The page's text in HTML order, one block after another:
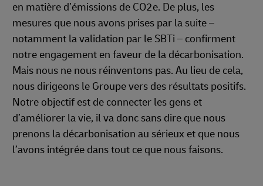
en matière d’émissions de CO2e. De plus, les
mesures que nous avons prises par la suite –
notamment la validation par le SBTi – confirment
notre engagement en faveur de la décarbonisation.
Mais nous ne nous réinventons pas. Au lieu de cela,
nous dirigeons le Groupe vers des résultats positifs.
Notre objectif est de connecter les gens et
d’améliorer la vie, il va donc sans dire que nous
prenons la décarbonisation au sérieux et que nous
l’avons intégrée dans tout ce que nous faisons.